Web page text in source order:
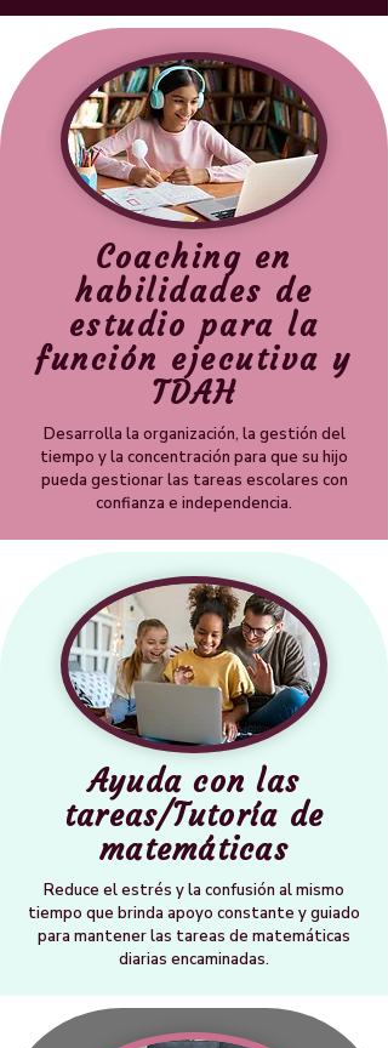
Coaching en
habilidades de
estudio para la
función ejecutiva y
TDAH
Desarrolla la organización, la gestión del
tiempo y la concentración para que su hijo
pueda gestionar las tareas escolares con
confianza e independencia.
Ayuda con las
tareas/Tutoría de
matemáticas
Reduce el estrés y la confusión al mismo
tiempo que brinda apoyo constante y guiado
para mantener las tareas de matemáticas
diarias encaminadas.